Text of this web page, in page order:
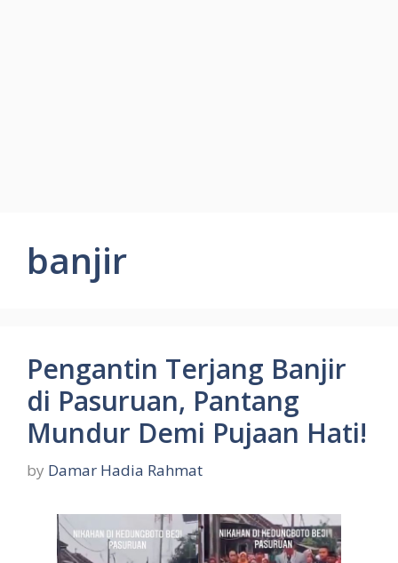
banjir
Pengantin Terjang Banjir
di Pasuruan, Pantang
Mundur Demi Pujaan Hati!
by Damar Hadia Rahmat